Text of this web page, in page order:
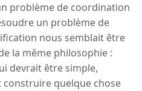
problème de coordination
un problème de
nous semblait être
la même philosophie :
devrait être simple,
quelque chose